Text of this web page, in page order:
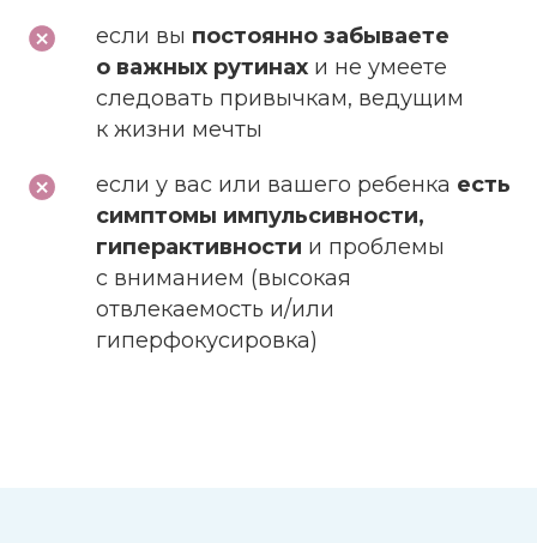
если вы постоянно забываете
о важных рутинах и не умеете
следовать привычкам, ведущим
к жизни мечты
если у вас или вашего ребенка есть
симптомы импульсивности,
гиперактивности и проблемы
с вниманием (высокая
отвлекаемость и/или
гиперфокусировка)